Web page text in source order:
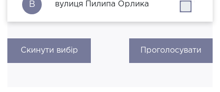
B вулиця Пилипа Орлика
Скинути вибір Проголосувати